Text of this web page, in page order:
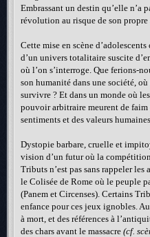
Embrassant un destin qu’elle n’a
révolution au risque de son propre
Cette mise en scène
d’un univers totalitaire suscite
où l’on s’interroge. Que ferions-
son humanité dans une société,
survivre ? Et dans un monde où
pouvoir arbitraire meurent de
sentiments et des valeurs
Dystopie barbare, cruelle et
vision d’un futur où la
Tributs n’est pas sans rappeler
le Colisée de Rome où le peuple
(Panem et Circenses). Certains
enfance pour ces jeux ignobles.
à mort, et des références à
des chars avant le massacre (cf.